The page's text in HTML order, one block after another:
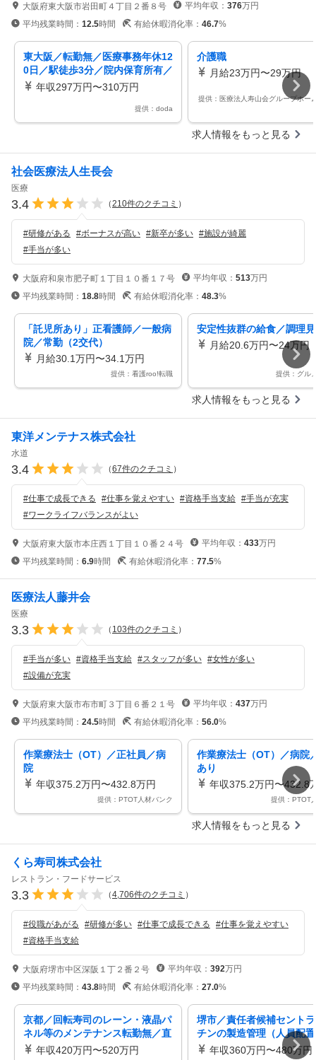
大阪府東大阪市岩田町４丁目２番８号 平均年収： 376万円
平均残業時間： 12.5時間 有給休暇消化率： 46.7%
東大阪／転勤無／医療事務年休12
0日／駅徒歩3分／院内保育所有／
時短勤務制度／オフィスネイル可
年収297万円〜310万円
提供：doda
介護職
月給23万円〜29万円
提供：医療法人寿山会グループホー
求人情報をもっと見る
社会医療法人生長会
医療
3.4 （210件のクチコミ ）
#研修がある #ボーナスが高い #新卒が多い #施設が綺麗
#手当が多い
大阪府和泉市肥子町１丁目１０番１７号 平均年収： 513万円
平均残業時間： 18.8時間 有給休暇消化率： 48.3%
「託児所あり」正看護師／一般病
院／常勤（2交代）
月給30.1万円〜34.1万円
提供：看護roo!転職
安定性抜群の給食／調理
月給20.6万円〜24万円
提供：グル
求人情報をもっと見る
東洋メンテナス株式会社
水道
3.4 （67件のクチコミ ）
#仕事で成長できる #仕事を覚えやすい #資格手当支給 #手当が充実
#ワークライフバランスがよい
大阪府東大阪市本庄西１丁目１０番２４号 平均年収： 433万円
平均残業時間： 6.9時間 有給休暇消化率： 77.5%
医療法人藤井会
医療
3.3 （ 103件のクチコミ ）
#手当が多い #資格手当支給 #スタッフが多い #女性が多い
#設備が充実
大阪府東大阪市布市町３丁目６番２１号 平均年収： 437万円
平均残業時間： 24.5時間 有給休暇消化率： 56.0%
作業療法士（OT）／正社員／病
院
年収375.2万円〜432.8万円
提供：PTOT人材バンク
作業療法士（OT）／病院
あり
年収375.2万円〜432.8
提供：PTOT
求人情報をもっと見る
くら寿司株式会社
レストラン・フードサービス
3.3 （4,706件のクチコミ ）
#役職があがる #研修が多い #仕事で成長できる #仕事を覚えやすい
#資格手当支給
大阪府堺市中区深阪１丁２番２号 平均年収： 392万円
平均残業時間： 43.8時間 有給休暇消化率： 27.0%
京都／回転寿司のレーン・液晶パ
ネル等のメンテナンス転勤無／直
行直帰／稼働時間も柔軟
年収420万円〜520万円
堺市／責任者候補セント
チンの製造管理（人員配
基本土日休東証上場グロ
年収360万円〜480万円